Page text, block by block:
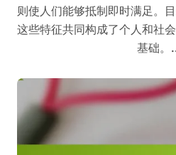
则使人们能够抵制即时满足。
这些特征共同构成了个人和社
基础。